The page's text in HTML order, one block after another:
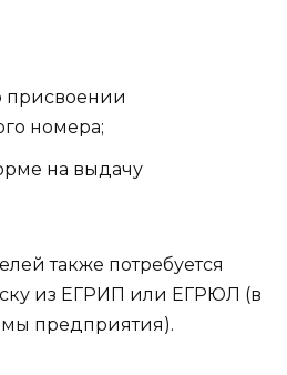
присвоении
номера;
на выдачу
также потребуется
из ЕГРИП или ЕГРЮЛ (в
предприятия).